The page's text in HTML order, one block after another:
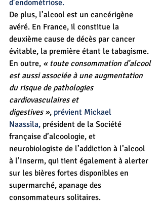
d’endométriose.
De plus, l’alcool est un cancérigène
avéré. En France, il constitue la
deuxième cause de décès par cancer
évitable, la première étant le tabagisme.
En outre, « toute consommation d’alcool
est aussi associée à une augmentation
du risque de pathologies
cardiovasculaires et
digestives », prévient Mickael
Naassila, président de la Société
française d’alcoologie, et
neurobiologiste de l’addiction à l’alcool
à l’Inserm, qui tient également à alerter
sur les bières fortes disponibles en
supermarché, apanage des
consommateurs solitaires.